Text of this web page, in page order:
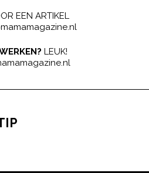
EEN ARTIKEL
LEUK!